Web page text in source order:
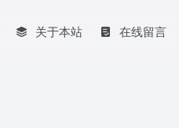
关于本站 在线留言